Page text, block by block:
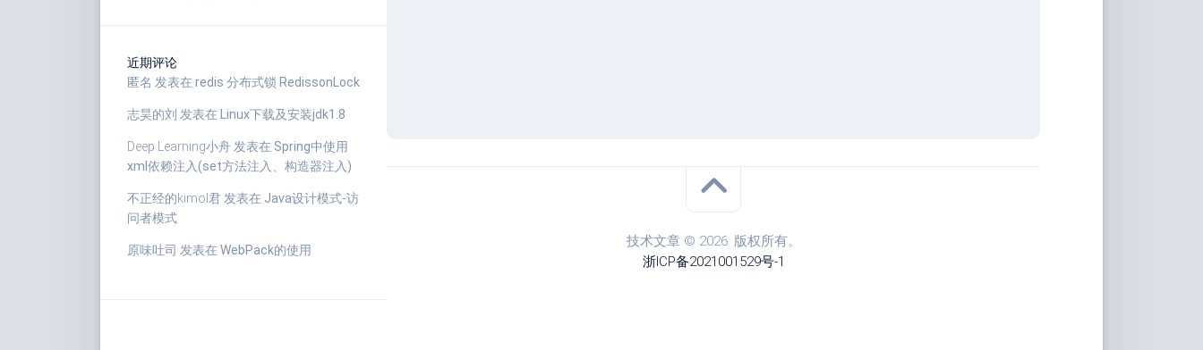
近期评论
匿名 发表在 redis 分布式锁 RedissonLock
志昊的刘 发表在 Linux下载及安装jdk1.8
Deep Learning小舟 发表在 Spring中使用
xml依赖注入(set方法注入、构造器注入)
不正经的kimol君 发表在 Java设计模式-访
问者模式
原味吐司 发表在 WebPack的使用
技术文章 © 2026. 版权所有。
浙ICP备2021001529号-1